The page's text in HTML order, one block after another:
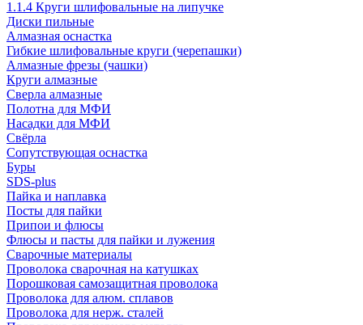
1.1.4 Круги шлифовальные на липучке
Диски пильные
Алмазная оснастка
Гибкие шлифовальные круги (черепашки)
Алмазные фрезы (чашки)
Круги алмазные
Сверла алмазные
Полотна для МФИ
Насадки для МФИ
Свёрла
Сопутствующая оснастка
Буры
SDS-plus
Пайка и наплавка
Посты для пайки
Припои и флюсы
Флюсы и пасты для пайки и лужения
Сварочные материалы
Проволока сварочная на катушках
Порошковая самозащитная проволока
Проволока для алюм. сплавов
Проволока для нерж. сталей